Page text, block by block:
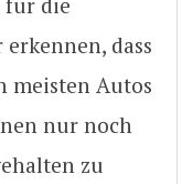
dass
meisten Autos
nur noch
zu